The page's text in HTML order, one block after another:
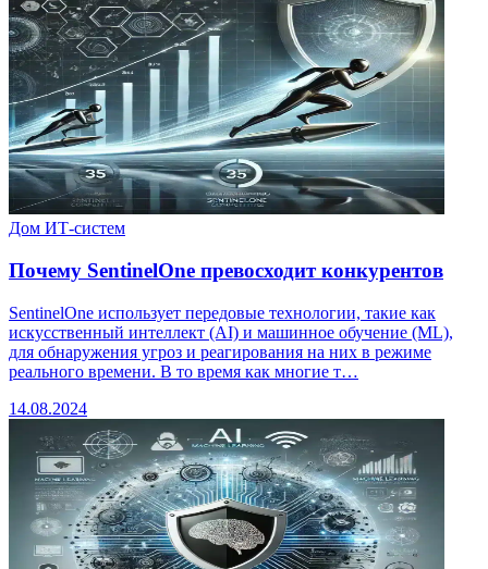
Дом ИТ-систем
Почему SentinelOne превосходит конкурентов
SentinelOne использует передовые технологии, такие как
искусственный интеллект (AI) и машинное обучение (ML),
для обнаружения угроз и реагирования на них в режиме
реального времени. В то время как многие т…
14.08.2024